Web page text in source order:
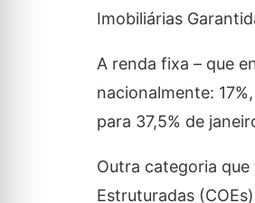
Imobiliárias
A renda fixa – que
nacionalmente:
para 37,5% de
Outra categoria
Estruturadas